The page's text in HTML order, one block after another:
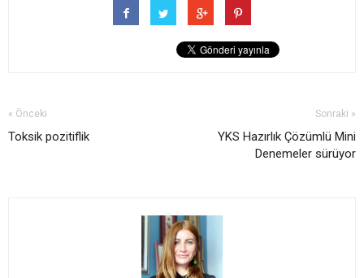
« Önceki
Toksik pozitiflik
Sonraki »
YKS Hazırlık Çözümlü Mini
Denemeler sürüyor